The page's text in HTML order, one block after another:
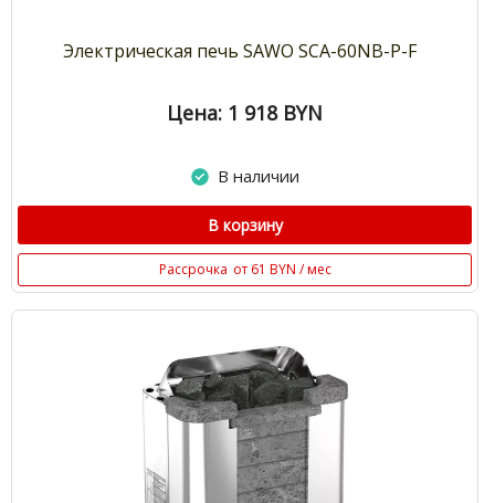
Электрическая печь SAWO SCA-60NB-P-F
Цена: 1 918 BYN
В наличии
В корзину
Рассрочка от 61 BYN / мес